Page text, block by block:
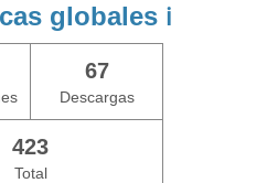
globales ℹ️
67
Descargas
423
Total